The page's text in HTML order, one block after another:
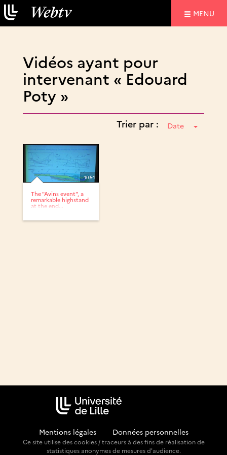
MENU
Vidéos ayant pour
intervenant « Edouard
Poty »
Trier par : Date
10:54
The "Avins event", a
remarkable highstand
at the end...
Mentions légales Données personnelles
Ce site utilise des cookies / traceurs à des fins de réalisation de
statistiques anonymes de mesures d'audience.